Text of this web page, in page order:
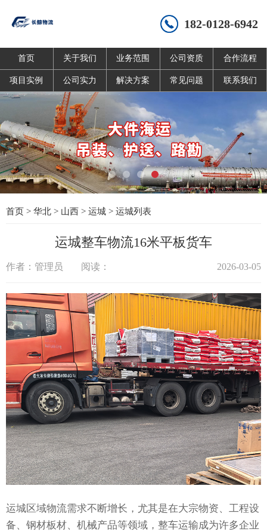
182-0128-6942
首页 关于我们 业务范围 公司资质 合作流程
项目实例 公司实力 解决方案 常见问题 联系我们
首页 > 华北 > 山西 > 运城 > 运城列表
运城整车物流16米平板货车
作者：管理员 阅读： 2026-03-05
运城区域物流需求不断增长，尤其是在大宗物资、工程设
备、钢材板材、机械产品等领域，整车运输成为许多企业